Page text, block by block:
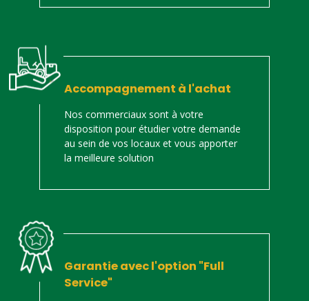
Accompagnement à l'achat
Nos commerciaux sont à votre
disposition pour étudier votre demande
au sein de vos locaux et vous apporter
la meilleure solution
Garantie avec l'option "Full
Service"